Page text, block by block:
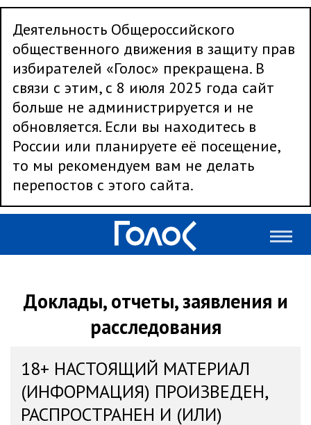
Деятельность Общероссийского
общественного движения в защиту прав
избирателей «Голос» прекращена. В
связи с этим, с 8 июля 2025 года сайт
больше не администрируется и не
обновляется. Если вы находитесь в
России или планируете её посещение,
то мы рекомендуем вам не делать
перепостов с этого сайта.
Доклады, отчеты, заявления и
расследования
18+ НАСТОЯЩИЙ МАТЕРИАЛ
(ИНФОРМАЦИЯ) ПРОИЗВЕДЕН,
РАСПРОСТРАНЕН И (ИЛИ)